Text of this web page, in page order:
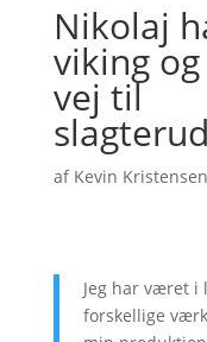
Nikolaj
viking
vej til
af Kevin Kristensen
Jeg har været i
forskellige